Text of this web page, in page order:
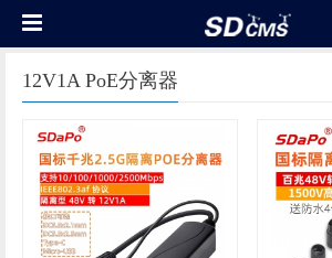
12V1A PoE分离器